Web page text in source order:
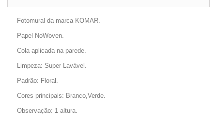
Fotomural da marca KOMAR.
Papel NoWoven.
Cola aplicada na parede.
Limpeza: Super Lavável.
Padrão: Floral.
Cores principais: Branco,Verde.
Observação: 1 altura.